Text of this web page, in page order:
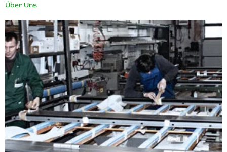
Über Uns